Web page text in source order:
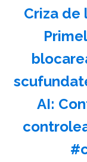
Criza de
AI: